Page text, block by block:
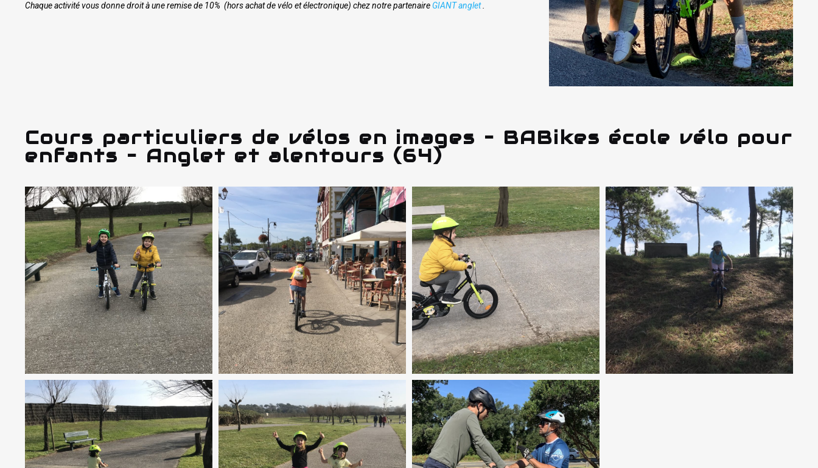
Chaque activité vous donne droit à une remise de 10% (hors achat de vélo et électronique) chez notre partenaire GIANT anglet
Cours particuliers de vélos en images – BABikes école vélo pour
enfants – Anglet et alentours (64)